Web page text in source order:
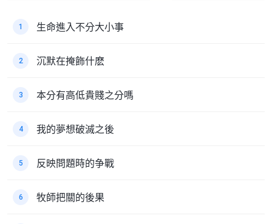
1 生命進入不分大小事
2 沉默在掩飾什麽
3 本分有高低貴賤之分嗎
4 我的夢想破滅之後
5 反映問題時的争戰
6 牧師把關的後果